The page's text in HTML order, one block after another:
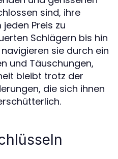
sind, ihre
Preis zu
Schlägern bis hin
sie durch ein
und Täuschungen,
bleibt trotz der
die sich ihnen